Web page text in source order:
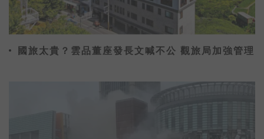
國旅太貴？雲品董座發長文喊不公 觀旅局加強管理